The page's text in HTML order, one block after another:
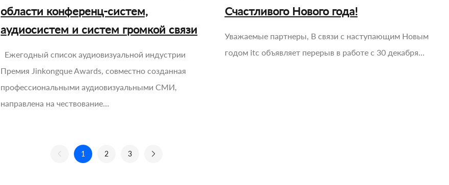
области конференц-систем,
аудиосистем и систем громкой связи
Ежегодный список аудиовизуальной индустрии
Премия Jinkongque Awards, совместно созданная
профессиональными аудиовизуальными СМИ,
направлена на чествование…
Счастливого Нового года!
Уважаемые партнеры, В связи с наступающим Новым
годом itc объявляет перерыв в работе с 30 декабря…
1 2 3